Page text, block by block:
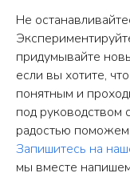
Не
придумывайте
если вы хотите,
понятным и
под руководством
радостью
Запишитесь на
мы вместе
Политика
Договор оферты
для детей шКОДишь